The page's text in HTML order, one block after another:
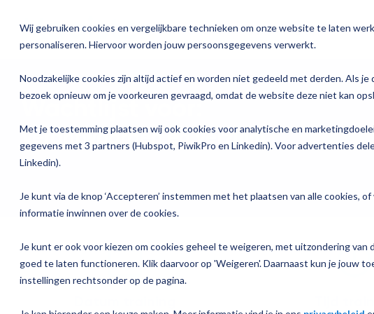
Wij gebruiken cookies en vergelijkbare technieken om onze website te laten
personaliseren. Hiervoor worden jouw persoonsgegevens verwerkt.
Noodzakelijke cookies zijn altijd actief en worden niet gedeeld met derden. Als
bezoek opnieuw om je voorkeuren gevraagd, omdat de website deze niet kan
Met je toestemming plaatsen wij ook cookies voor analytische en
gegevens met 3 partners (Hubspot, PiwikPro en Linkedin). Voor advertenties
Linkedin).
Je kunt via de knop ‘Accepteren’ instemmen met het plaatsen van alle cookies,
informatie inwinnen over de cookies.
Je kunt er ook voor kiezen om cookies geheel te weigeren, met uitzondering
goed te laten functioneren. Klik daarvoor op 'Weigeren'. Daarnaast kun je jouw
instellingen rechtsonder op de pagina.
Oplossingen
Magister MX
Aanmelden
Cijfertijd
Magister Zorg
Magister To do
Magister Inzicht
Voor
Docenten
Onderwijsondersteunend personeel
Leerlingen
Ouders
Check-up
Quickscan
Applicatiebeheer
Overstappen
Trainingen
Training op jouw
Actueel
Magister Journaal
Over ons
Werken bij Magister
Gebruikerspanel
Media & Pers
Wachtlijst voor:
Verantwoorden en Verzuim